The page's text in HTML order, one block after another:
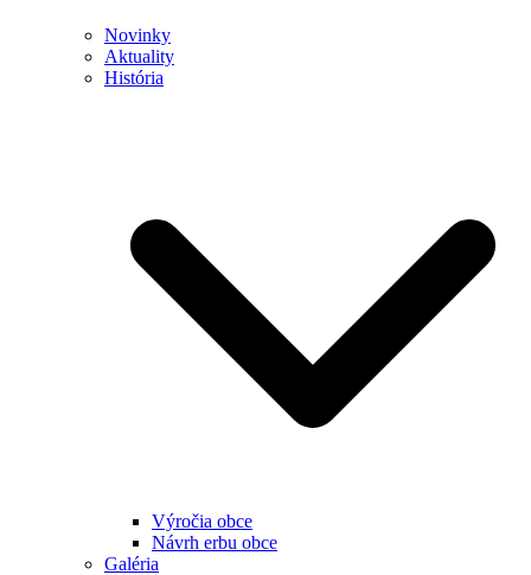
Novinky
Aktuality
História
Výročia obce
Návrh erbu obce
Galéria